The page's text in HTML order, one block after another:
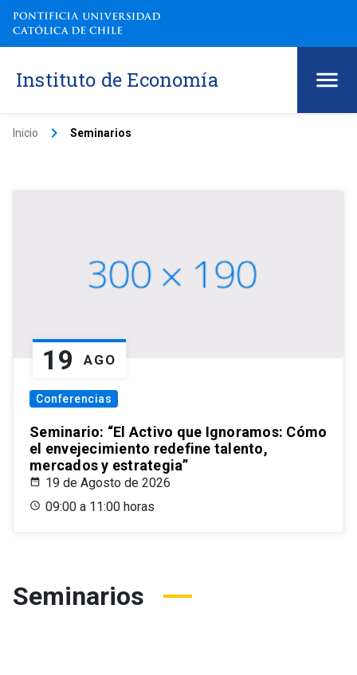
Instituto de Economía
Inicio keyboard_arrow_right Seminarios
19 AGO
Conferencias
Seminario: “El Activo que Ignoramos: Cómo
el envejecimiento redefine talento,
mercados y estrategia”
19 de Agosto de 2026
09:00 a 11:00 horas
Seminarios